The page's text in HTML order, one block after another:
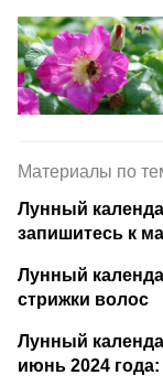
Материалы по
Лунный
запишитесь к
Лунный
стрижки волос
Лунный
июнь 2024